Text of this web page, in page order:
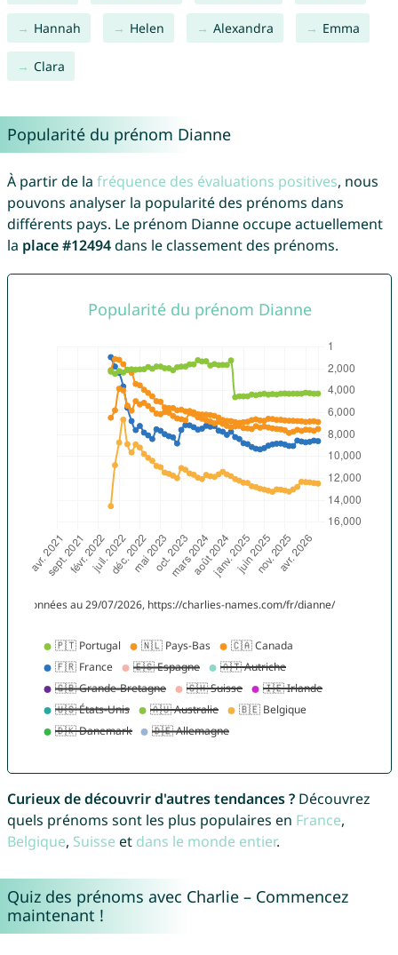
Hannah Helen Alexandra Emma
Clara
Popularité du prénom Dianne
À partir de la fréquence des évaluations positives, nous
pouvons analyser la popularité des prénoms dans
différents pays. Le prénom Dianne occupe actuellement
la place #12494dans le classement des prénoms.
Curieux de découvrir d'autres tendances ?Découvrez
quels prénoms sont les plus populaires en France,
Belgique, Suisse et dans le monde entier.
Quiz des prénoms avec Charlie – Commencez
maintenant !